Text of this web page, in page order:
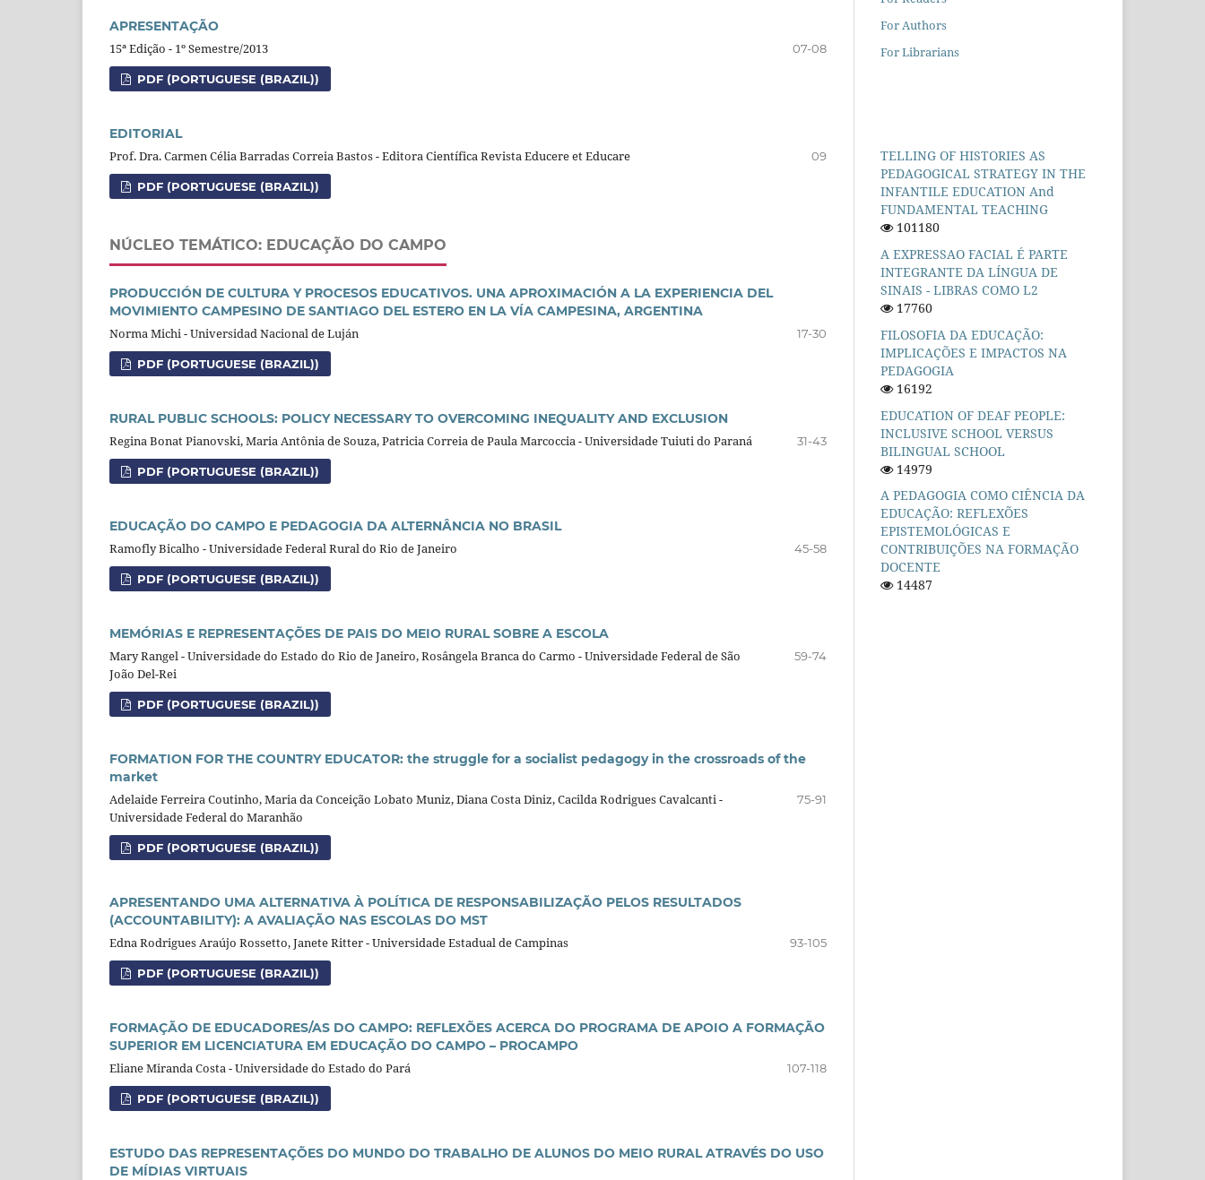
APRESENTAÇÃO
15ª Edição - 1º Semestre/2013
07-08
PDF (PORTUGUESE (BRAZIL))
EDITORIAL
Prof. Dra. Carmen Célia Barradas Correia Bastos - Editora Científica Revista Educere et Educare
09
PDF (PORTUGUESE (BRAZIL))
NÚCLEO TEMÁTICO: EDUCAÇÃO DO CAMPO
PRODUCCIÓN DE CULTURA Y PROCESOS EDUCATIVOS. UNA APROXIMACIÓN A LA EXPERIENCIA DEL
MOVIMIENTO CAMPESINO DE SANTIAGO DEL ESTERO EN LA VÍA CAMPESINA, ARGENTINA
Norma Michi - Universidad Nacional de Luján
17-30
PDF (PORTUGUESE (BRAZIL))
RURAL PUBLIC SCHOOLS: POLICY NECESSARY TO OVERCOMING INEQUALITY AND EXCLUSION
Regina Bonat Pianovski, Maria Antônia de Souza, Patricia Correia de Paula Marcoccia - Universidade Tuiuti do Paraná
31-43
PDF (PORTUGUESE (BRAZIL))
EDUCAÇÃO DO CAMPO E PEDAGOGIA DA ALTERNÂNCIA NO BRASIL
Ramofly Bicalho - Universidade Federal Rural do Rio de Janeiro
45-58
PDF (PORTUGUESE (BRAZIL))
MEMÓRIAS E REPRESENTAÇÕES DE PAIS DO MEIO RURAL SOBRE A ESCOLA
Mary Rangel - Universidade do Estado do Rio de Janeiro, Rosângela Branca do Carmo - Universidade Federal de São
João Del-Rei
59-74
PDF (PORTUGUESE (BRAZIL))
FORMATION FOR THE COUNTRY EDUCATOR: the struggle for a socialist pedagogy in the crossroads of the
market
Adelaide Ferreira Coutinho, Maria da Conceição Lobato Muniz, Diana Costa Diniz, Cacilda Rodrigues Cavalcanti -
Universidade Federal do Maranhão
75-91
PDF (PORTUGUESE (BRAZIL))
APRESENTANDO UMA ALTERNATIVA À POLÍTICA DE RESPONSABILIZAÇÃO PELOS RESULTADOS
(ACCOUNTABILITY): A AVALIAÇÃO NAS ESCOLAS DO MST
Edna Rodrigues Araújo Rossetto, Janete Ritter - Universidade Estadual de Campinas
93-105
PDF (PORTUGUESE (BRAZIL))
FORMAÇÃO DE EDUCADORES/AS DO CAMPO: REFLEXÕES ACERCA DO PROGRAMA DE APOIO A FORMAÇÃO
SUPERIOR EM LICENCIATURA EM EDUCAÇÃO DO CAMPO – PROCAMPO
Eliane Miranda Costa - Universidade do Estado do Pará
107-118
PDF (PORTUGUESE (BRAZIL))
ESTUDO DAS REPRESENTAÇÕES DO MUNDO DO TRABALHO DE ALUNOS DO MEIO RURAL ATRAVÉS DO USO
DE MÍDIAS VIRTUAIS
For Authors
For Librarians
TELLING OF HISTORIES AS
PEDAGOGICAL STRATEGY IN THE
INFANTILE EDUCATION And
FUNDAMENTAL TEACHING
101180
A EXPRESSAO FACIAL É PARTE
INTEGRANTE DA LÍNGUA DE
SINAIS - LIBRAS COMO L2
17760
FILOSOFIA DA EDUCAÇÃO:
IMPLICAÇÕES E IMPACTOS NA
PEDAGOGIA
16192
EDUCATION OF DEAF PEOPLE:
INCLUSIVE SCHOOL VERSUS
BILINGUAL SCHOOL
14979
A PEDAGOGIA COMO CIÊNCIA DA
EDUCAÇÃO: REFLEXÕES
EPISTEMOLÓGICAS E
CONTRIBUIÇÕES NA FORMAÇÃO
DOCENTE
14487